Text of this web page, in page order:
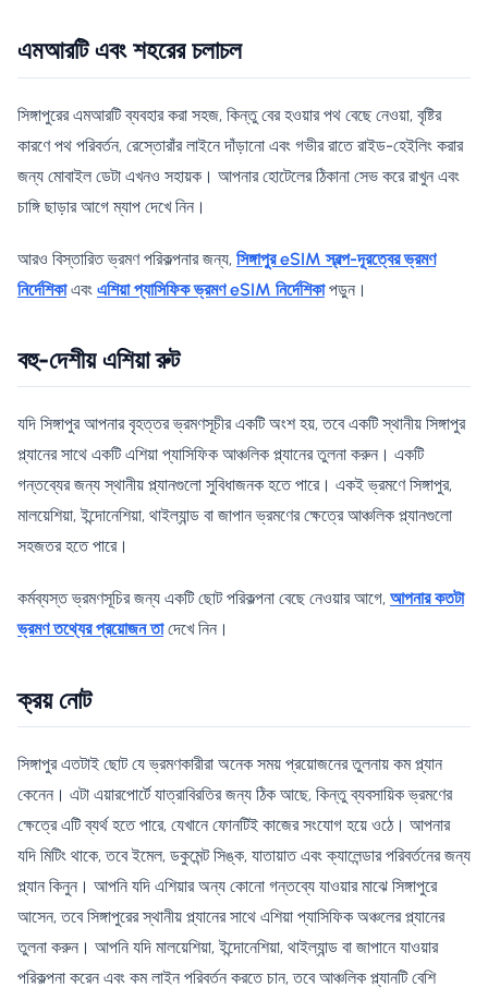
এমআরটি এবং শহরের চলাচল
সিঙ্গাপুরের এমআরটি ব্যবহার করা সহজ, কিন্তু বের হওয়ার পথ বেছে নেওয়া, বৃষ্টির
কারণে পথ পরিবর্তন, রেস্তোরাঁর লাইনে দাঁড়ানো এবং গভীর রাতে রাইড-হেইলিং করার
জন্য মোবাইল ডেটা এখনও সহায়ক। আপনার হোটেলের ঠিকানা সেভ করে রাখুন এবং
চাঙ্গি ছাড়ার আগে ম্যাপ দেখে নিন।
আরও বিস্তারিত ভ্রমণ পরিকল্পনার জন্য, সিঙ্গাপুর eSIM স্বল্প-দূরত্বের ভ্রমণ
নির্দেশিকাএবং এশিয়া প্যাসিফিক ভ্রমণ eSIM নির্দেশিকাপড়ুন।
বহু-দেশীয় এশিয়া রুট
যদি সিঙ্গাপুর আপনার বৃহত্তর ভ্রমণসূচীর একটি অংশ হয়, তবে একটি স্থানীয় সিঙ্গাপুর
প্ল্যানের সাথে একটি এশিয়া প্যাসিফিক আঞ্চলিক প্ল্যানের তুলনা করুন। একটি
গন্তব্যের জন্য স্থানীয় প্ল্যানগুলো সুবিধাজনক হতে পারে। একই ভ্রমণে সিঙ্গাপুর,
মালয়েশিয়া, ইন্দোনেশিয়া, থাইল্যান্ড বা জাপান ভ্রমণের ক্ষেত্রে আঞ্চলিক প্ল্যানগুলো
সহজতর হতে পারে।
কর্মব্যস্ত ভ্রমণসূচির জন্য একটি ছোট পরিকল্পনা বেছে নেওয়ার আগে, আপনার কতটা
ভ্রমণ তথ্যের প্রয়োজন তাদেখে নিন।
ক্রয় নোট
সিঙ্গাপুর এতটাই ছোট যে ভ্রমণকারীরা অনেক সময় প্রয়োজনের তুলনায় কম প্ল্যান
কেনেন। এটা এয়ারপোর্টে যাত্রাবিরতির জন্য ঠিক আছে, কিন্তু ব্যবসায়িক ভ্রমণের
ক্ষেত্রে এটি ব্যর্থ হতে পারে, যেখানে ফোনটিই কাজের সংযোগ হয়ে ওঠে। আপনার
যদি মিটিং থাকে, তবে ইমেল, ডকুমেন্ট সিঙ্ক, যাতায়াত এবং ক্যালেন্ডার পরিবর্তনের জন্য
প্ল্যান কিনুন। আপনি যদি এশিয়ার অন্য কোনো গন্তব্যে যাওয়ার মাঝে সিঙ্গাপুরে
আসেন, তবে সিঙ্গাপুরের স্থানীয় প্ল্যানের সাথে এশিয়া প্যাসিফিক অঞ্চলের প্ল্যানের
তুলনা করুন। আপনি যদি মালয়েশিয়া, ইন্দোনেশিয়া, থাইল্যান্ড বা জাপানে যাওয়ার
পরিকল্পনা করেন এবং কম লাইন পরিবর্তন করতে চান, তবে আঞ্চলিক প্ল্যানটি বেশি